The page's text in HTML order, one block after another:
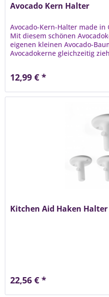
Avocado Kern Halter
Avocado-Kern-Halter made
Mit diesem schönen
eigenen kleinen Avocado-
Avocadokerne gleichzeitig
12,99 € *
Kitchen Aid Haken Halter
22,56 € *